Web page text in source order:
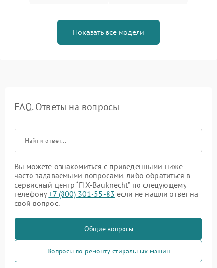
Показать все модели
FAQ. Ответы на вопросы
Вы можете ознакомиться с приведенными ниже
часто задаваемыми вопросами, либо обратиться в
сервисный центр “FIX-Bauknecht” по следующему
телефону+7 (800) 301-55-83 если не нашли ответ на
свой вопрос.
Общие вопросы
Вопросы по ремонту стиральных машин